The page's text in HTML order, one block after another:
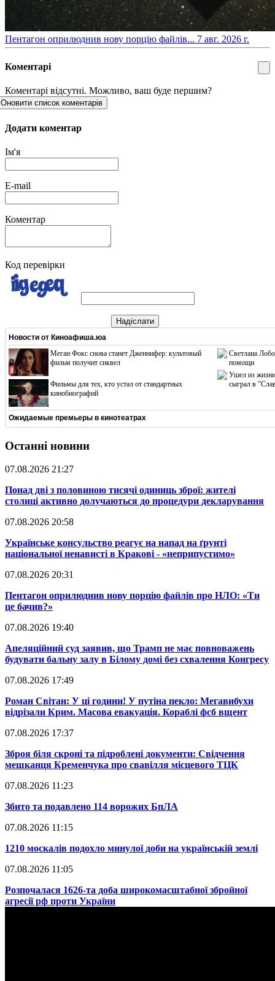
​Пентагон оприлюднив нову порцію файлів... 7 авг. 2026 г.
Коментарі
Коментарі відсутні. Можливо, ваш буде першим?
Оновити список коментарів
Додати коментар
Ім'я
E-mail
Коментар
Код перевірки
Надіслати
Новости от Киноафиша.юа
Меган Фокс снова станет Дженнифер: культовый
фильм получит сиквел
Фильмы для тех, кто устал от стандартных
кинобиографий
Светлана
помощи
Ушел из жизни
сыграл в
Ожидаемые премьеры в кинотеатрах
Останні новини
07.08.2026 21:27
​Понад дві з половиною тисячі одиниць зброї: жителі
столиці активно долучаються до процедури декларування
07.08.2026 20:58
​Українське консульство реагує на напад на ґрунті
національної ненависті в Кракові - «неприпустимо»
07.08.2026 20:31
​Пентагон оприлюднив нову порцію файлів про НЛО: «Ти
це бачив?»
07.08.2026 19:40
​Апеляційний суд заявив, що Трамп не має повноважень
будувати бальну залу в Білому домі без схвалення Конгресу
07.08.2026 17:49
​Роман Світан: У ці години! У путіна пекло: Мегавибухи
відрізали Крим. Масова евакуація. Кораблі фсб вщент
07.08.2026 17:37
​Зброя біля скроні та підроблені документи: Свідчення
мешканця Кременчука про свавілля місцевого ТЦК
07.08.2026 11:23
​Збито та подавлено 114 ворожих БпЛА
07.08.2026 11:15
​1210 москалів подохло минулої доби на українській землі
07.08.2026 11:05
​Розпочалася 1626-та доба широкомасштабної збройної
агресії рф проти України